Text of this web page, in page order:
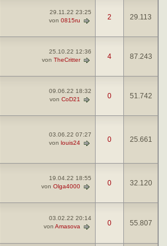
29.11.22 23:25
von 0815ru 2 29.113
25.10.22 12:36
von TheCritter 4 87.243
09.06.22 18:32
von CoD21 0 51.742
03.06.22 07:27
von louis24 0 25.661
19.04.22 18:55
von Olga4000 0 32.120
03.02.22 20:14
von Amasova 0 55.807